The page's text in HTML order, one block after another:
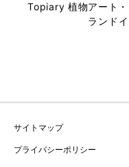
Topiary 植物アート
ランド
サイトマップ
プライバシーポリシー